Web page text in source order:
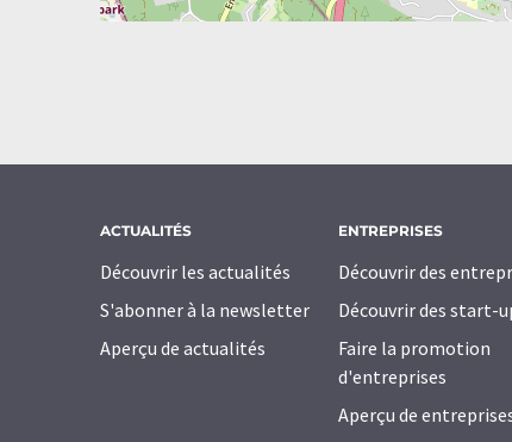
ACTUALITÉS
Découvrir les actualités
S'abonner à la newsletter
Aperçu de actualités
ENTREPRISES
Découvrir des
Découvrir des start-
Faire la promotion
d'entreprises
Aperçu de